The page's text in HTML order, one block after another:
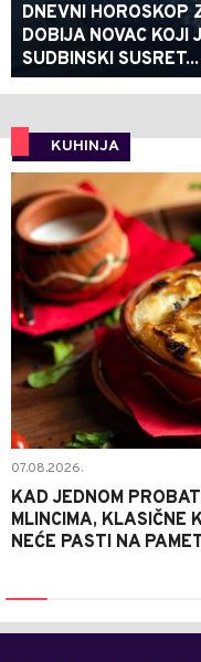
DNEVNI
DOBIJA NOVAC KOJI
SUDBINSKI SUSRET...
KUHINJA
07.08.2026.
KAD JEDNOM
MLINCIMA, KLASIČNE
NEĆE PASTI NA